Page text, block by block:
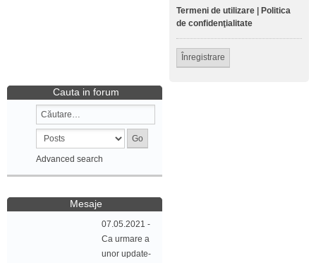
Termeni de utilizare
Politica
de confidenţialitate
Înregistrare
Cauta in forum
Advanced search
Mesaje
07.05.2021 -
Ca urmare a
unor update-